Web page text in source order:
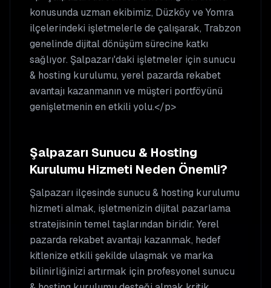
konusunda uzman ekibimiz, Düzköy ve Yomra
ilçelerindeki işletmelerle de çalışarak, Trabzon
genelinde dijital dönüşüm sürecine katkı
sağlıyor. Şalpazarı'daki işletmeler için sunucu
& hosting kurulumu, yerel pazarda rekabet
avantajı kazanmanın ve müşteri portföyünü
genişletmenin en etkili yolu.</p>
Şalpazarı Sunucu & Hosting
Kurulumu Hizmeti Neden Önemli?
Şalpazarı ilçesindesunucu & hosting kurulumu
hizmeti almak, işletmenizin dijital pazarlama
stratejisinin temel taşlarından biridir. Yerel
pazarda rekabet avantajı kazanmak, hedef
kitlenize etkili şekilde ulaşmak ve marka
bilinirliğinizi artırmak için profesyonelsunucu